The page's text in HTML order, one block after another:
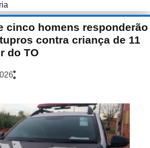
cinco homens responderão
contra criança de 11
do TO